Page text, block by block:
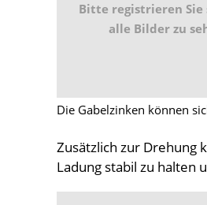
Bitte registrieren Sie
alle Bilder zu
Die Gabelzinken können
Zusätzlich zur Drehung
Ladung stabil zu halten